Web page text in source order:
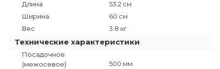
Длина
53.2 см
Ширина
60 см
Вес
3.8 кг
Технические характеристики
Посадочное
(межосевое)
500 мм